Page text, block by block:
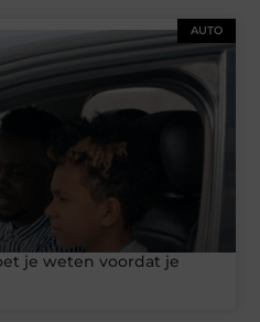
AUTO
je weten voordat je